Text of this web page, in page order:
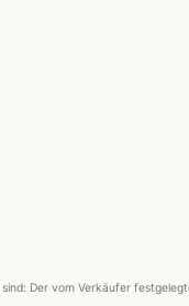
Der vom Verkäufer